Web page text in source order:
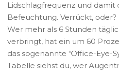
Lidschlagfrequenz und damit
Befeuchtung. Verrückt, oder?
Wer mehr als 6 Stunden
verbringt, hat ein um 60
das sogenannte "Office-Eye-
Tabelle siehst du, wer